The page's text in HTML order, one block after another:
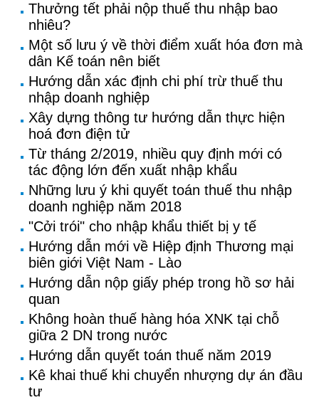
Thưởng tết phải nộp thuế thu nhập bao
nhiêu?
Một số lưu ý về thời điểm xuất hóa đơn mà
dân Kế toán nên biết
Hướng dẫn xác định chi phí trừ thuế thu
nhập doanh nghiệp
Xây dựng thông tư hướng dẫn thực hiện
hoá đơn điện tử
Từ tháng 2/2019, nhiều quy định mới có
tác động lớn đến xuất nhập khẩu
Những lưu ý khi quyết toán thuế thu nhập
doanh nghiệp năm 2018
"Cởi trói" cho nhập khẩu thiết bị y tế
Hướng dẫn mới về Hiệp định Thương mại
biên giới Việt Nam - Lào
Hướng dẫn nộp giấy phép trong hồ sơ hải
quan
Không hoàn thuế hàng hóa XNK tại chỗ
giữa 2 DN trong nước
Hướng dẫn quyết toán thuế năm 2019
Kê khai thuế khi chuyển nhượng dự án đầu
tư